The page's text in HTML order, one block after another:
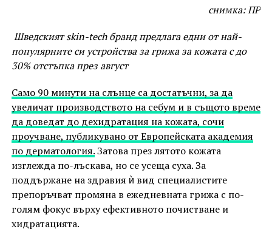
снимка: ПР
Шведският skin-tech бранд предлага едни от най-
популярните си устройства за грижа за кожата с до
30% отстъпка през август
Само 90 минути на слънце са достатъчни, за да
увеличат производството на себум и в същото време
да доведат до дехидратация на кожата, сочи
проучване, публикувано от Европейската академия
по дерматология.Затова през лятото кожата
изглежда по-лъскава, но се усеща суха. За
поддържане на здравия ѝ вид специалистите
препоръчват промяна в ежедневната грижа с по-
голям фокус върху ефективното почистване и
хидратацията.